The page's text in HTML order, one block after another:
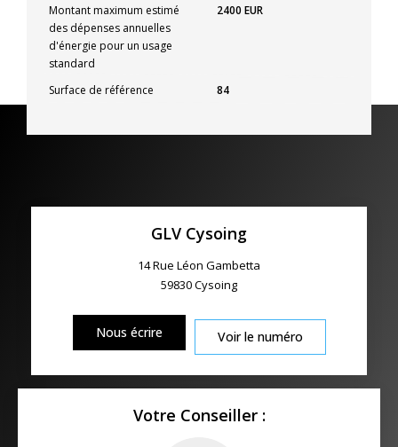
Montant maximum estimé
des dépenses annuelles
d'énergie pour un usage
standard
2400 EUR
Surface de référence 84
GLV Cysoing
14 Rue Léon Gambetta
59830Cysoing
Nous écrire Voir le numéro
Votre Conseiller :